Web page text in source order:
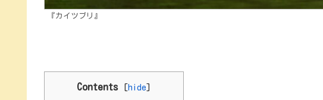
『カイツブリ』
Contents [hide]